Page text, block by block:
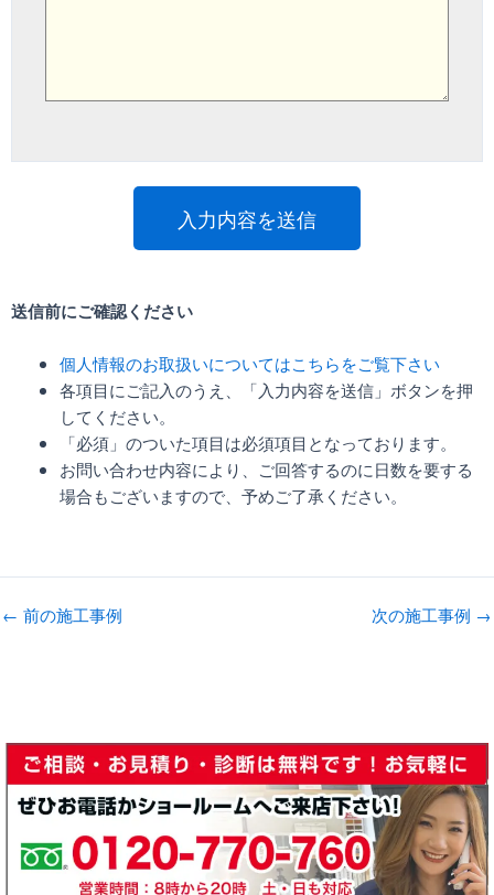
送信前にご確認ください
個人情報のお取扱いについてはこちらをご覧下さい
各項目にご記入のうえ、「入力内容を送信」ボタンを押
してください。
「必須」のついた項目は必須項目となっております。
お問い合わせ内容により、ご回答するのに日数を要する
場合もございますので、予めご了承ください。
← 前の施工事例 次の施工事例 →